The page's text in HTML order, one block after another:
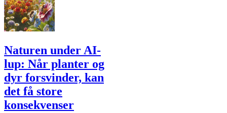
Naturen under AI-
lup: Når planter og
dyr forsvinder, kan
det få store
konsekvenser